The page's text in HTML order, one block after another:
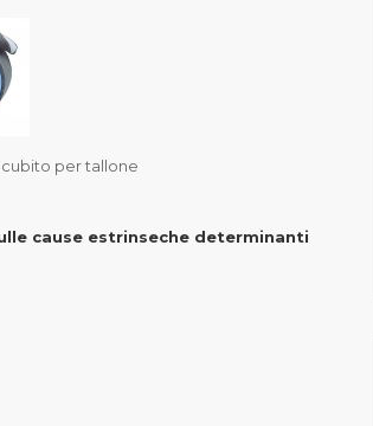
per tallone
cause estrinseche determinanti